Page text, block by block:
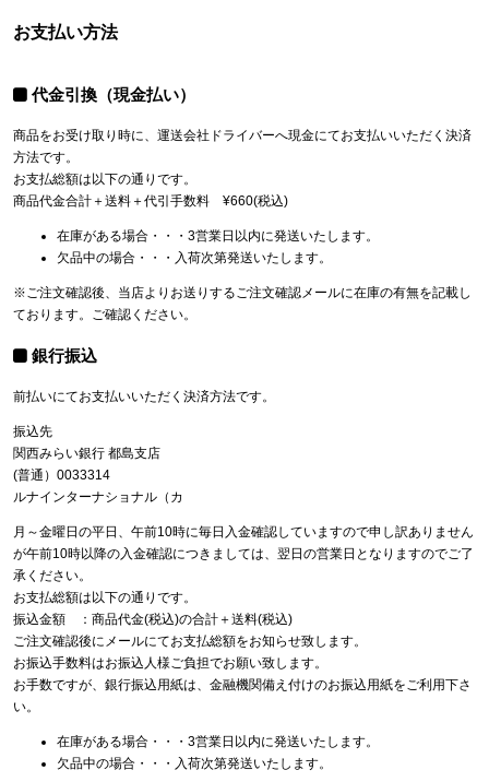
お支払い方法
代金引換（現金払い）
商品をお受け取り時に、運送会社ドライバーへ現金にてお支払いいただく決済
方法です。
お支払総額は以下の通りです。
商品代金合計＋送料＋代引手数料 ¥660(税込)
在庫がある場合・・・3営業日以内に発送いたします。
欠品中の場合・・・入荷次第発送いたします。
※ご注文確認後、当店よりお送りするご注文確認メールに在庫の有無を記載し
ております。ご確認ください。
銀行振込
前払いにてお支払いいただく決済方法です。
振込先
関西みらい銀行 都島支店
(普通）0033314
ルナインターナショナル（カ
月～金曜日の平日、午前10時に毎日入金確認していますので申し訳ありません
が午前10時以降の入金確認につきましては、翌日の営業日となりますのでご了
承ください。
お支払総額は以下の通りです。
振込金額 ：商品代金(税込)の合計＋送料(税込)
ご注文確認後にメールにてお支払総額をお知らせ致します。
お振込手数料はお振込人様ご負担でお願い致します。
お手数ですが、銀行振込用紙は、金融機関備え付けのお振込用紙をご利用下さ
い。
在庫がある場合・・・3営業日以内に発送いたします。
欠品中の場合・・・入荷次第発送いたします。